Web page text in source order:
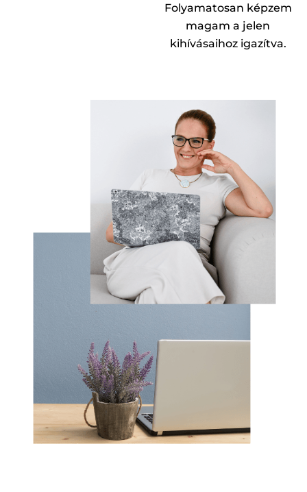
Folyamatosan képzem
magam a jelen
kihívásaihoz igazítva.